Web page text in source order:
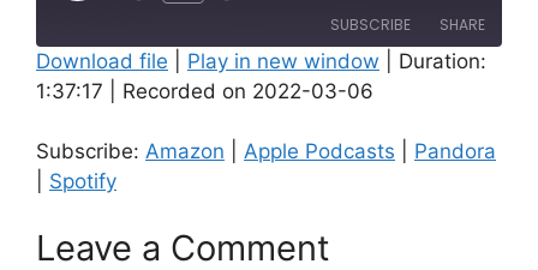
SUBSCRIBE SHARE
Amazon Apple Podcasts
RSS FEED
SHARE
LINK
EMBED
Download file Play in new window
Duration:
1:37:17
Recorded on 2022-03-06
Subscribe: Amazon Apple Podcasts
Pandora
Spotify
Leave a Comment